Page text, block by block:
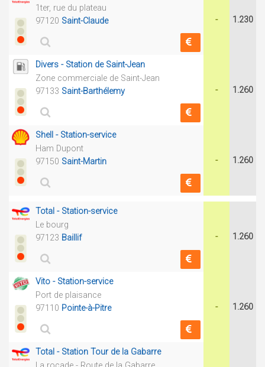
1ter, rue du plateau
97120 Saint-Claude - 1.230
Divers - Station de Saint-Jean
Zone commerciale de Saint-Jean
97133 Saint-Barthélemy - 1.260
Shell - Station-service
Ham Dupont
97150 Saint-Martin - 1.260
Total - Station-service
Le bourg
97123 Baillif - 1.260
Vito - Station-service
Port de plaisance
97110 Pointe-à-Pitre - 1.260
Total - Station Tour de la Gabarre